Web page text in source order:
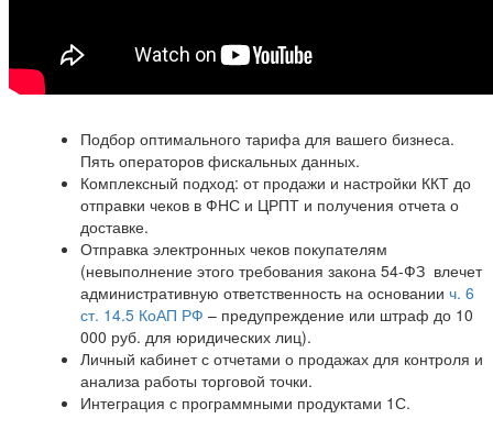
Подбор оптимального тарифа для вашего бизнеса.
Пять операторов фискальных данных.
Комплексный подход: от продажи и настройки ККТ до
отправки чеков в ФНС и ЦРПТ и получения отчета о
доставке.
Отправка электронных чеков покупателям
(невыполнение этого требования закона 54-ФЗ влечет
административную ответственность на основании ч. 6
ст. 14.5 КоАП РФ – предупреждение или штраф до 10
000 руб. для юридических лиц).
Личный кабинет с отчетами о продажах для контроля и
анализа работы торговой точки.
Интеграция с программными продуктами 1С.